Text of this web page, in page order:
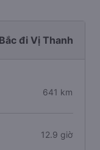
đi Vị Thanh
641 km
12.9 giờ